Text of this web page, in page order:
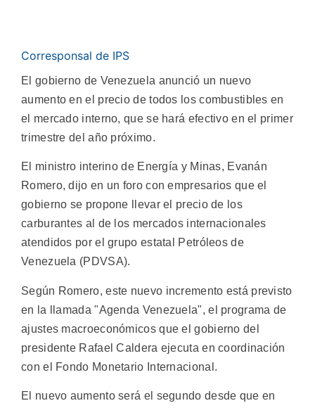
Corresponsal de IPS
El gobierno de Venezuela anunció un nuevo
aumento en el precio de todos los combustibles en
el mercado interno, que se hará efectivo en el primer
trimestre del año próximo.
El ministro interino de Energía y Minas, Evanán
Romero, dijo en un foro con empresarios que el
gobierno se propone llevar el precio de los
carburantes al de los mercados internacionales
atendidos por el grupo estatal Petróleos de
Venezuela (PDVSA).
Según Romero, este nuevo incremento está previsto
en la llamada "Agenda Venezuela", el programa de
ajustes macroeconómicos que el gobierno del
presidente Rafael Caldera ejecuta en coordinación
con el Fondo Monetario Internacional.
El nuevo aumento será el segundo desde que en